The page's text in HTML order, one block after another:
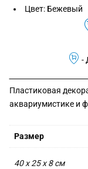
Цвет: Бежевый
-
Пластиковая
аквариумистике и
Размер
40 х 25 х 8 см